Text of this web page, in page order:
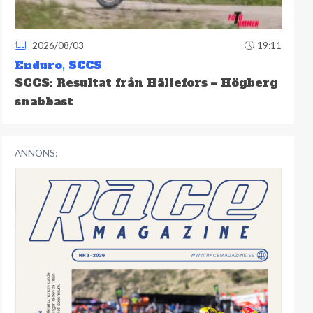
2026/08/03 19:11
Enduro, SCCS
SCCS: Resultat från Hällefors – Högberg
snabbast
ANNONS: